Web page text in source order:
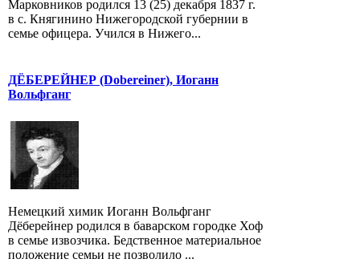
Марковников родился 13 (25) декабря 1837 г.
в с. Княгинино Нижегородской губернии в
семье офицера. Учился в Нижего...
ДЁБЕРЕЙНЕР (Dobereiner), Иоганн
Вольфганг
Немецкий химик Иоганн Вольфганг
Дёберейнер родился в баварском городке Хоф
в семье извозчика. Бедственное материальное
положение семьи не позволило ...